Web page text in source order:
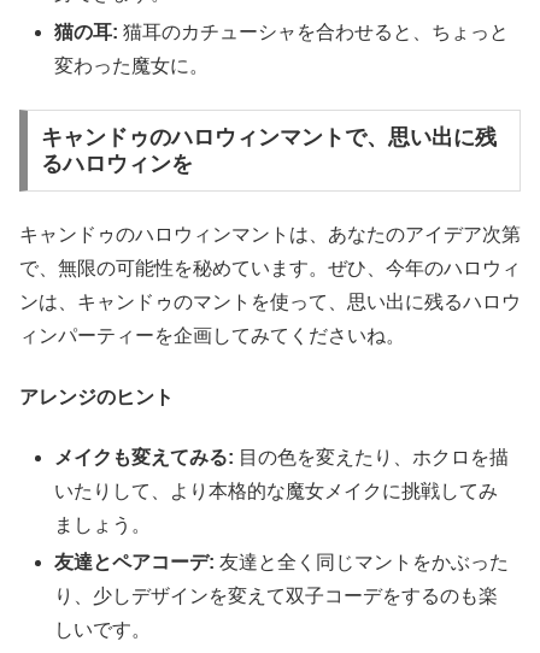
猫の耳: 猫耳のカチューシャを合わせると、ちょっと
変わった魔女に。
キャンドゥのハロウィンマントで、思い出に残
るハロウィンを
キャンドゥのハロウィンマントは、あなたのアイデア次第
で、無限の可能性を秘めています。ぜひ、今年のハロウィ
ンは、キャンドゥのマントを使って、思い出に残るハロウ
ィンパーティーを企画してみてくださいね。
アレンジのヒント
メイクも変えてみる: 目の色を変えたり、ホクロを描
いたりして、より本格的な魔女メイクに挑戦してみ
ましょう。
友達とペアコーデ: 友達と全く同じマントをかぶった
り、少しデザインを変えて双子コーデをするのも楽
しいです。